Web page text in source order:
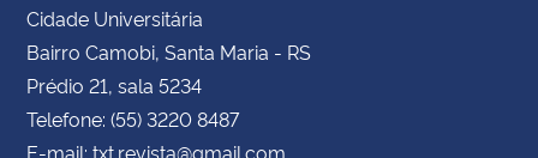
Cidade Universitária
Bairro Camobi, Santa Maria - RS
Prédio 21, sala 5234
Telefone: (55) 3220 8487
E-mail: txt.revista@gmail.com